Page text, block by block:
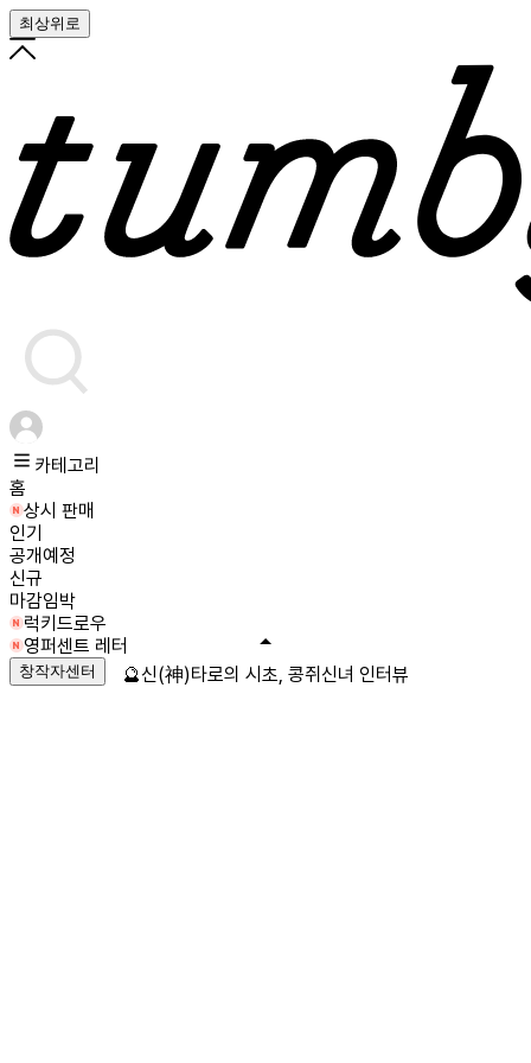
최상위로
카테고리
홈
상시 판매
인기
공개예정
신규
마감임박
럭키드로우
영퍼센트 레터
창작자센터 🔮신(神)타로의 시초, 콩쥐신녀 인터뷰